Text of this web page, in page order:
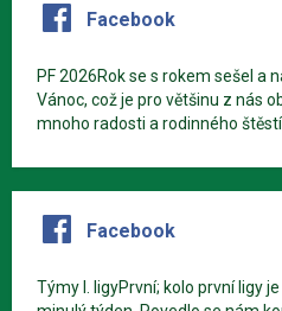
Facebook
PF 2026Rok se s rokem sešel a
Vánoc, což je pro většinu z nás
mnoho radosti a rodinného
Facebook
Týmy I. ligyPrvní; kolo první ligy